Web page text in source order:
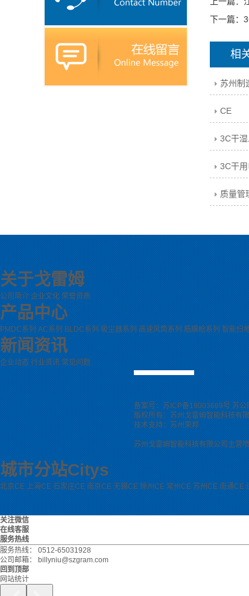
下一篇：
相
苏州制
CE
3C干
3C干
质量管
关于戈雷姆
公司简介 企业文化 荣誉资质
产品中心
PMDC系列 AC系列 BLDC系列 吸尘器系列 高速风筒系列 筋膜枪系列 智能扫
新闻资讯
企业动态 行业资讯 常见问题
备案号： 苏ICP备19003669号 苏公
版权所有：苏州戈雷姆智能科技有
技术支持： 苏州荣邦
苏州戈雷姆智能科技有限公司主营
城市分站Citys
北京CE 上海CE 石家庄CE 南京CE 无锡CE 徐州CE 常州CE 苏州CE 南通CE
关注微信
在线客服
服务热线
服务热线：
0512-65031928
公司邮箱：
billyniu@szgram.com
回到顶部
网站统计